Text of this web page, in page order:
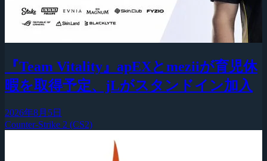
『Team Vitality』apEXとmeziiが育児休
暇を取得予定、jLがスタンドイン加入
2026年8月5日
Counter-Strike 2 (CS2)